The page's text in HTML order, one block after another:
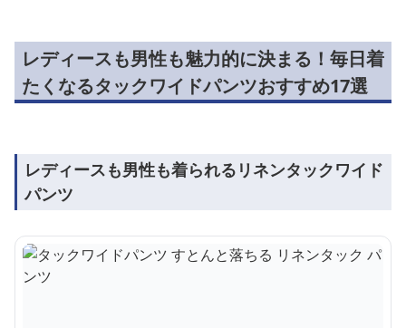
レディースも男性も魅力的に決まる！毎日着
たくなるタックワイドパンツおすすめ17選
レディースも男性も着られるリネンタックワイド
パンツ